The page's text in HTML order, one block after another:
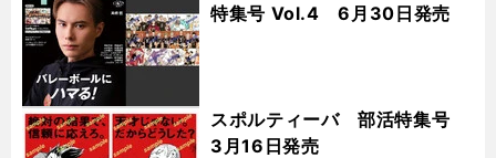
特集号 Vol.4 6月30日発売
スポルティーバ 部活特集号
3月16日発売